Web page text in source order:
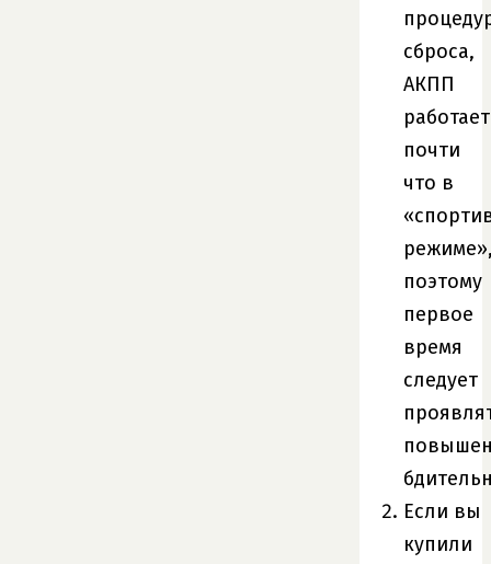
сброса,
АКПП
работает
почти
что в
поэтому
первое
время
следует
Если вы
купили